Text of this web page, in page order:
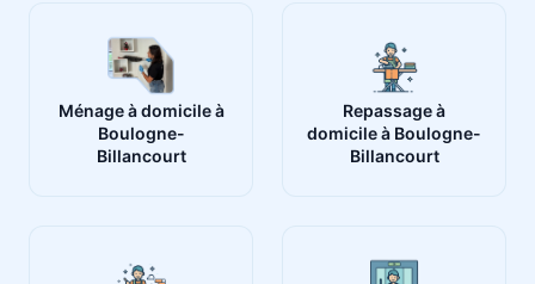
Ménage à domicile à
Boulogne-
Billancourt
Repassage à
domicile à Boulogne-
Billancourt